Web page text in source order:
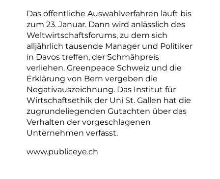
Das öffentliche Auswahlverfahren läuft bis
zum 23. Januar. Dann wird anlässlich des
Weltwirtschaftsforums, zu dem sich
alljährlich tausende Manager und Politiker
in Davos treffen, der Schmähpreis
verliehen. Greenpeace Schweiz und die
Erklärung von Bern vergeben die
Negativauszeichnung. Das Institut für
Wirtschaftsethik der Uni St. Gallen hat die
zugrundeliegenden Gutachten über das
Verhalten der vorgeschlagenen
Unternehmen verfasst.
www.publiceye.ch